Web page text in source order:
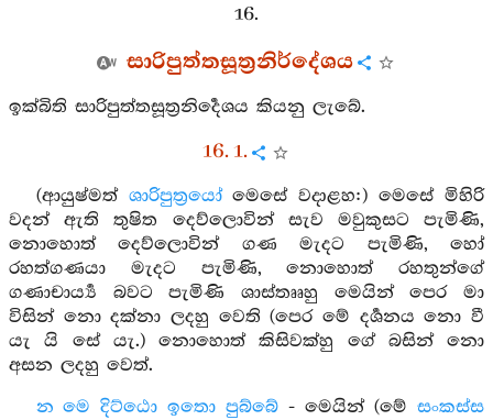
16.
සාරිපුත්‌තසූත්‍රනිර්දේශය
ඉක්බිති සාරිපුත්තසූත්‍රනිර්‍දෙශය කියනු ලැබේ.
16. 1.
(ආයුෂ්මත් ශාරිපුත්‍රයෝමෙසේ වදාළහ:) මෙසේ මිහිරි
වදන් ඇති තුෂිත දෙව්ලොවින් සැව මවුකුසට පැමිණි,
නොහොත් දෙව්ලොවින් ගණ මැදට පැමිණි, හෝ
රහත්ගණයා මැදට පැමිණි, නොහොත් රහතුන්ගේ
ගණාචාර්‍ය්‍ය බවට පැමිණි ශාස්තෲහු මෙයින් පෙර මා
විසින් නො දක්නා ලදහු වෙති (පෙර මේ දර්‍ශනය නො වී
යැ යි සේ යැ.) නොහොත් කිසිවක්හු ගේ බසින් නො
අසන ලදහු වෙත්.
න මෙ දිට්ඨො ඉතො පුබ්බේ- මෙයින් (මේ සංකස්ස